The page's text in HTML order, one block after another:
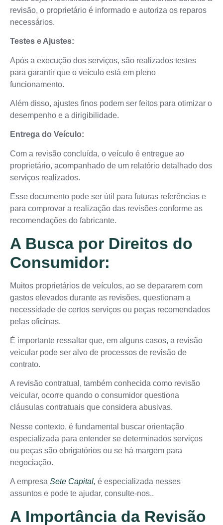
revisão, o proprietário é informado e autoriza os reparos
necessários.
Testes e Ajustes:
Após a execução dos serviços, são realizados testes
para garantir que o veículo está em pleno
funcionamento.
Além disso, ajustes finos podem ser feitos para otimizar o
desempenho e a dirigibilidade.
Entrega do Veículo:
Com a revisão concluída, o veículo é entregue ao
proprietário, acompanhado de um relatório detalhado dos
serviços realizados.
Esse documento pode ser útil para futuras referências e
para comprovar a realização das revisões conforme as
recomendações do fabricante.
A Busca por Direitos do
Consumidor:
Muitos proprietários de veículos, ao se depararem com
gastos elevados durante as revisões, questionam a
necessidade de certos serviços ou peças recomendados
pelas oficinas.
É importante ressaltar que, em alguns casos, a revisão
veicular pode ser alvo de processos de revisão de
contrato.
A revisão contratual, também conhecida como revisão
veicular, ocorre quando o consumidor questiona
cláusulas contratuais que considera abusivas.
Nesse contexto, é fundamental buscar orientação
especializada para entender se determinados serviços
ou peças são obrigatórios ou se há margem para
negociação.
A empresa Sete Capital, é especializada nesses
assuntos e pode te ajudar, consulte-nos..
A Importância da Revisão